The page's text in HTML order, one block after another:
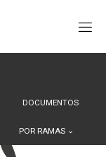
DOCUMENTOS
POR RAMAS